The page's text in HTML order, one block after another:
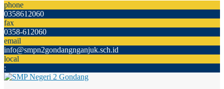
phone
0358612060
fax
0358-612060
email
info@smpn2gondangnganjuk.sch.id
local
: